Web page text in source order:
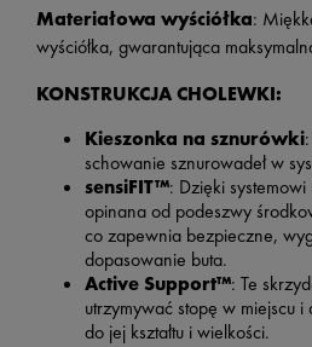
Materiałowa wyściółka:
wyściółka, gwarantująca
KONSTRUKCJA CHOLEWKI:
Kieszonka na sznurówki
schowanie sznurowadeł w
sensiFIT™: Dzięki
opinana od podeszwy
co zapewnia bezpieczne,
dopasowanie buta.
Active Support™: Te
utrzymywać stopę w miejscu i
do jej kształtu i wielkości.